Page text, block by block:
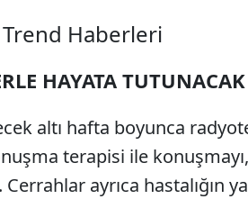
Haberleri
HAYATA TUTUNACAK
altı hafta boyunca
terapisi ile
ayrıca hastalığın